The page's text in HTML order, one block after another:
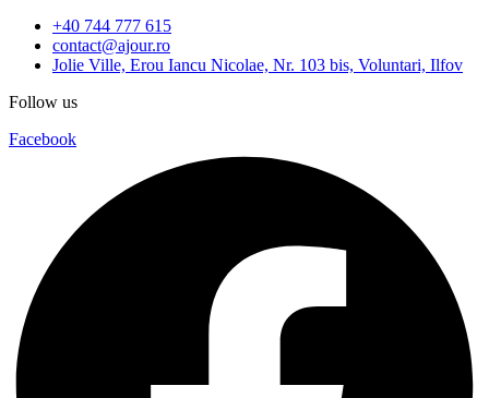
+40 744 777 615
contact@ajour.ro
Jolie Ville, Erou Iancu Nicolae, Nr. 103 bis, Voluntari, Ilfov
Follow us
Facebook